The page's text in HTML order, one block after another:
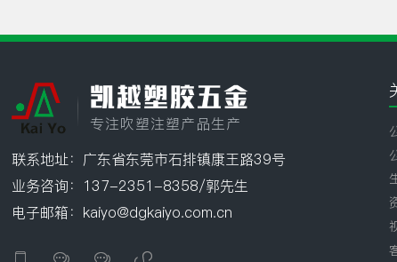
凯越塑胶五金
专注吹塑注塑产品生产
联系地址：广东省东莞市石排镇康王路39号
业务咨询：137-2351-8358/郭先生
电子邮箱：kaiyo@dgkaiyo.com.cn